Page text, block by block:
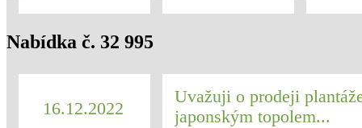
Nabídka č. 32 995
16.12.2022
Uvažuji o prodeji
japonským topolem...